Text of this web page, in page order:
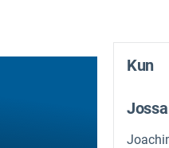
Kun
Jossa